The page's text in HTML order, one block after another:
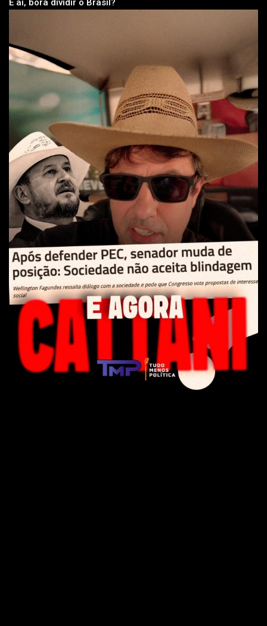
E ai, bora dividir o Brasil?